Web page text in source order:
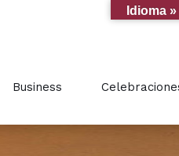
Business
Idioma »